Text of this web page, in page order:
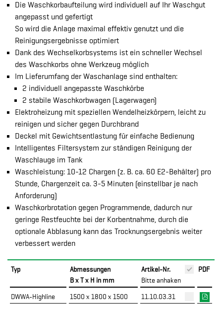
Die Waschkorbaufteilung wird individuell auf Ihr Waschgut
angepasst und gefertigt
So wird die Anlage maximal effektiv genutzt und die
Reinigungsergebnisse optimiert
Dank des Wechselkorbsystems ist ein schneller Wechsel
des Waschkorbs ohne Werkzeug möglich
Im Lieferumfang der Waschanlage sind enthalten:
2 individuell angepasste Waschkörbe
2 stabile Waschkorbwagen (Lagerwagen)
Elektroheizung mit speziellen Wendelheizkörpern, leicht zu
reinigen und sicher gegen Durchbrand
Deckel mit Gewichtsentlastung für einfache Bedienung
Intelligentes Filtersystem zur ständigen Reinigung der
Waschlauge im Tank
Waschleistung: 10-12 Chargen (z. B. ca. 60 E2-Behälter) pro
Stunde, Chargenzeit ca. 3-5 Minuten (einstellbar je nach
Anforderung)
Waschkorbrotation gegen Programmende, dadurch nur
geringe Restfeuchte bei der Korbentnahme, durch die
optionale Abblasung kann das Trocknungsergebnis weiter
verbessert werden
Typ
Abmessungen
B x T x H in mm
Artikel-Nr.
Bitte anhaken
PDF
DWWA-Highline 1500 x 1800 x 1500 11.10.03.31